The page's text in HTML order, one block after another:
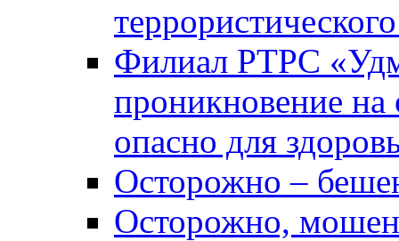
Филиал РТРС
проникновение на
опасно для
Осторожно –
Осторожно,